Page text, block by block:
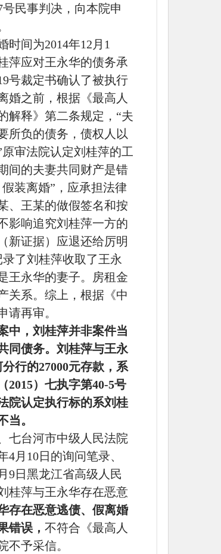
号民事判决，向本院申
时间为2014年12月1
萍应对王永华的债务承
号裁定书确认了被执行
婚之前，根据《最高人
解释》第二条规定，“夫
所负的债务，债权人以
审法院认定刘桂萍的工
间的夫妻共同财产是错
装离婚”，应承担法律
、王某的做假签名和按
影响追究刘桂萍一方的
新证据）应退还给厉明
了刘桂萍收取了王永
王永华的妻子。房租金
关系。综上，根据《中
再审。
中，刘桂萍并非案件当
同债务。刘桂萍与王永
行的27000元存款，系
2015）七执字第40-5号
院认定执行标的系刘桂
。
七台河市中级人民法院
4月10日的询问笔录、
9日黑龙江省高级人民
桂萍与王永华存在恶意
存在恶意逃债、假离婚
错误， 不符合《最高人
予采信。